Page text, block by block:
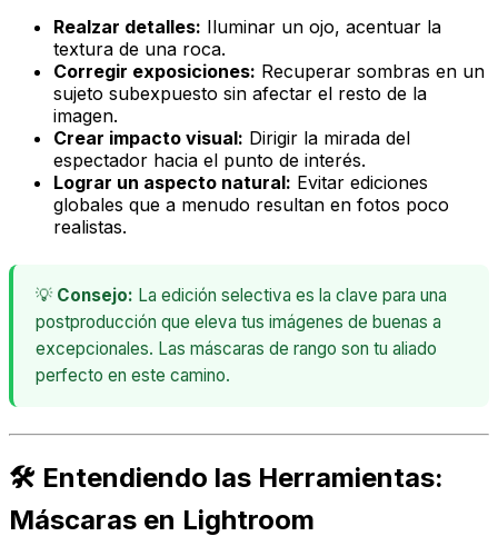
Realzar detalles: Iluminar un ojo, acentuar la
textura de una roca.
Corregir exposiciones: Recuperar sombras en un
sujeto subexpuesto sin afectar el resto de la
imagen.
Crear impacto visual: Dirigir la mirada del
espectador hacia el punto de interés.
Lograr un aspecto natural: Evitar ediciones
globales que a menudo resultan en fotos poco
realistas.
💡 Consejo: La edición selectiva es la clave para una
postproducción que eleva tus imágenes de buenas a
excepcionales. Las máscaras de rango son tu aliado
perfecto en este camino.
🛠️ Entendiendo las Herramientas:
Máscaras en Lightroom